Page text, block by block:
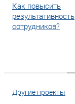
Как повысить
результативность
сотрудников?
Другие проекты